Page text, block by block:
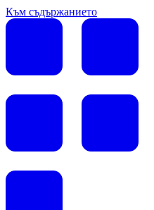
Към съдържанието